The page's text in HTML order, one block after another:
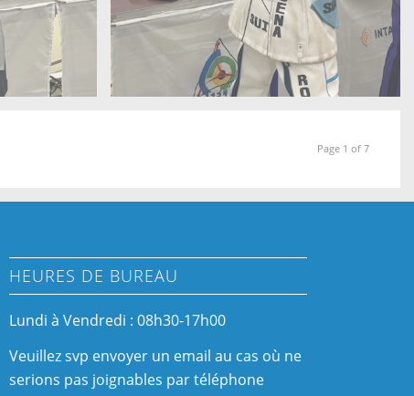
Page 1 of 7
HEURES DE BUREAU
Lundi à Vendredi : 08h30-17h00
Veuillez svp envoyer un email au cas où ne
serions pas joignables par téléphone